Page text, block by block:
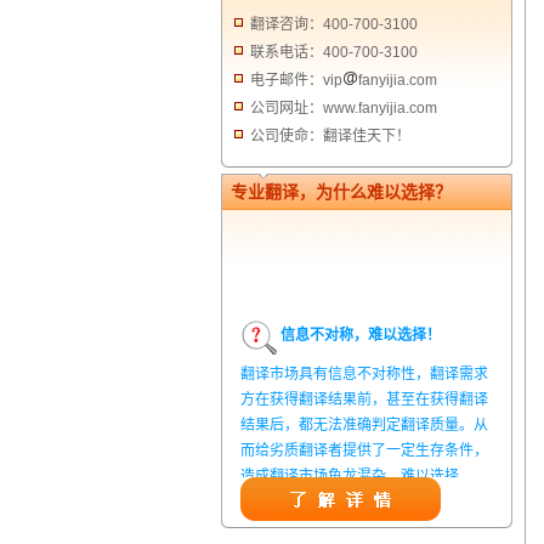
翻译咨询：400-700-3100
联系电话：400-700-3100
电子邮件：vip
fanyijia.com
公司网址：www.fanyijia.com
公司使命：翻译佳天下！
专业翻译，为什么难以选择？
信息不对称，难以选择！
翻译市场具有信息不对称性，翻译需求
方在获得翻译结果前，甚至在获得翻译
结果后，都无法准确判定翻译质量。从
而给劣质翻译者提供了一定生存条件，
造成翻译市场鱼龙混杂，难以选择。
翻译家，值得信赖！